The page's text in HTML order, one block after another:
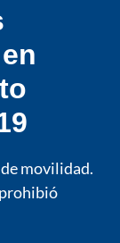
movilidad.